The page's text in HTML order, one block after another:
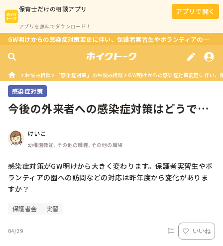
保育士だけの相談アプリ
アプリを無料でダウンロード！
アプリで開く
GW明けからの感染症対策変更に伴い、保護者実習生やボランティアの園訪問は変更された？
お悩み相談 「感染症対策」のお悩み相談 GW明けからの感染症対策変更に伴い
感染症対策
今後の外来者への感染症対策はどうです
けいこ
幼稚園教諭, その他の職種, その他の職場
感染症対策がGW明けから大きく変わります。保護者実習生やボ
ランティアの園への訪問などの対応は昨年度から変化がありま
すか？
保護者会 実習
04/29 いいね